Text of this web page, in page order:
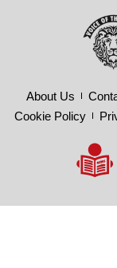
About Us
Cookie Policy